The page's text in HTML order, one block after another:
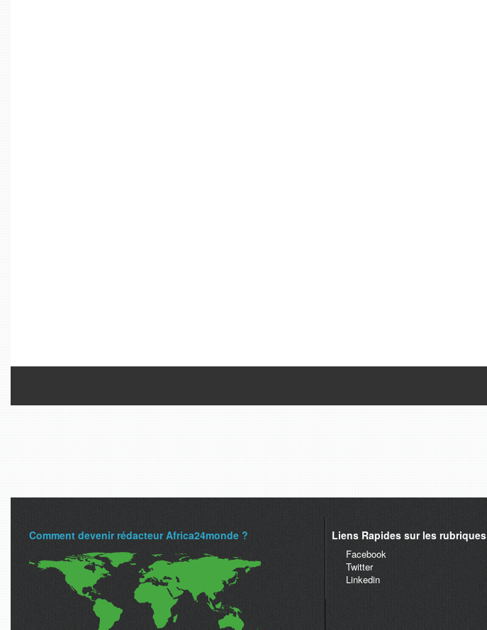
Comment devenir rédacteur Africa24monde ? Liens Rapides sur les rubriques
Facebook
Twitter
Linkedin